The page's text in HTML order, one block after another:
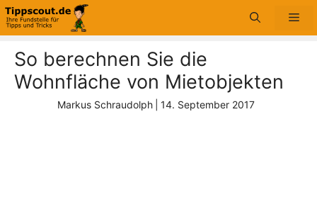
Zum
Inhalt
So berechnen Sie die
Wohnfläche von Mietobjekten
Markus Schraudolph 14. September 2017